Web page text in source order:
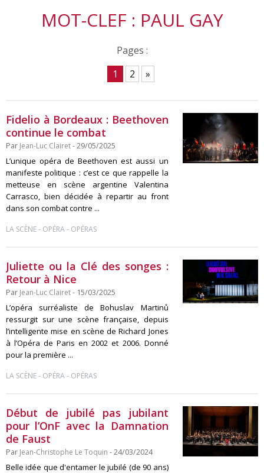
MOT-CLEF : PAUL GAY
Pages :
1
2 »
Fidelio à Bordeaux : Beethoven
continue le combat
Par Jean-Luc Clairet- 29/05/2025
L’unique opéra de Beethoven est aussi un
manifeste politique : c’est ce que rappelle la
metteuse en scène argentine Valentina
Carrasco, bien décidée à repartir au front
dans son combat contre ...
LA SCÈNE- OPÉRA- OPÉRAS
Juliette ou la Clé des songes :
Retour à Nice
Par Jean-Luc Clairet- 15/03/2025
L’opéra surréaliste de Bohuslav Martinů
ressurgit sur une scène française, depuis
l’intelligente mise en scène de Richard Jones
à l’Opéra de Paris en 2002 et 2006. Donné
pour la première ...
LA SCÈNE- OPÉRA- OPÉRAS
Début de jubilé pas jubilant
pour l’OnF avec la Damnation
de Faust
Par Jean-Christophe Le Toquin - 24/03/2024
Belle idée que d'entamer le jubilé (de 90 ans)